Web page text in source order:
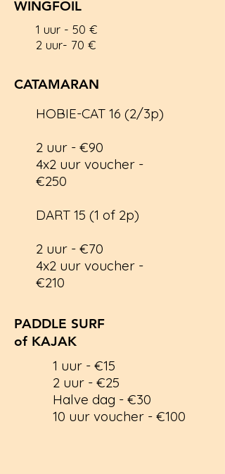
WINGFOIL
1 uur - 50 €
2 uur- 70 €
CATAMARAN
HOBIE-CAT 16 (2/3p)
2 uur - €90
4x2 uur voucher -
€250
DART 15 (1 of 2p)
2 uur - €70
4x2 uur voucher -
€210
PADDLE SURF
of KAJAK
1 uur - €15
2 uur - €25
Halve dag - €30
10 uur voucher - €100